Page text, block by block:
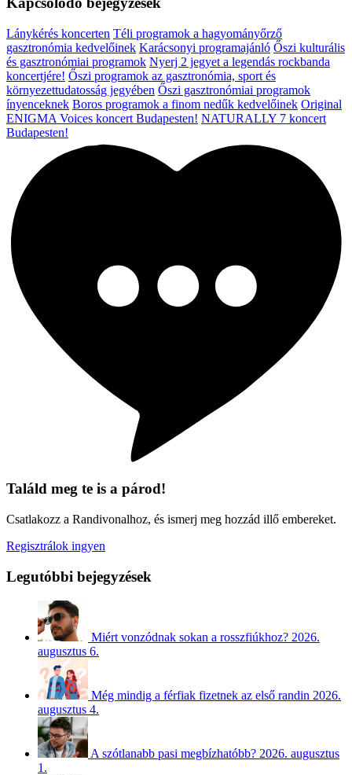
Lánykérés koncerten Téli programok a hagyományőrző
gasztronómia kedvelőinek Karácsonyi programajánló Őszi kulturális
és gasztronómiai programok Nyerj 2 jegyet a legendás rockbanda
koncertjére! Őszi programok az gasztronómia, sport és
környezettudatosság jegyében Őszi gasztronómiai programok
ínyenceknek Boros programok a finom nedűk kedvelőinek Original
ENIGMA Voices koncert Budapesten! NATURALLY 7 koncert
Budapesten!
Találd meg te is a párod!
Csatlakozz a Randivonalhoz, és ismerj meg hozzád illő embereket.
Regisztrálok ingyen
Legutóbbi bejegyzések
Miért vonzódnak sokan a rosszfiúkhoz? 2026.
augusztus 6.
Még mindig a férfiak fizetnek az első randin 2026.
augusztus 4.
A szótlanabb pasi megbízhatóbb? 2026. augusztus
1.